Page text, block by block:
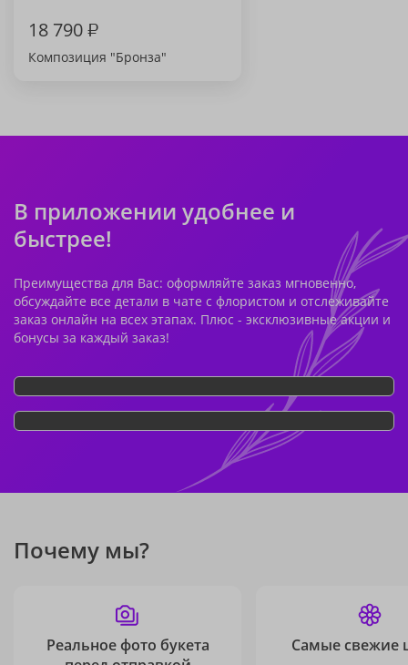
18 790₽
Композиция "Бронза"
В приложении удобнее и
быстрее!
Преимущества для Вас: оформляйте заказ мгновенно,
обсуждайте все детали в чате с флористом и отслеживайте
заказ онлайн на всех этапах. Плюс - эксклюзивные акции и
бонусы за каждый заказ!
Почему мы?
Реальное фото букета
Самые свежие